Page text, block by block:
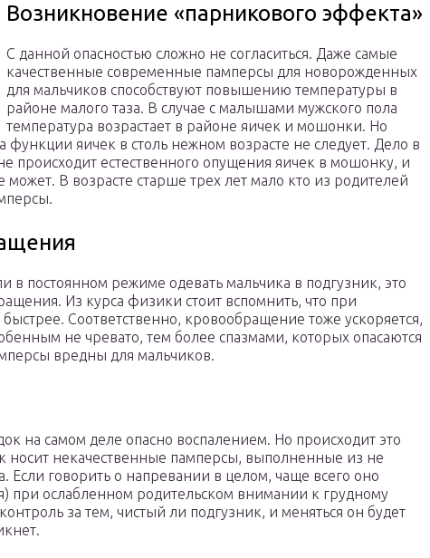
Возникновение «парникового эффекта»
С данной опасностью сложно не согласиться. Даже самые
качественные современные памперсы для новорожденных
для мальчиков способствуют повышению температуры в
районе малого таза. В случае с малышами мужского пола
температура возрастает в районе яичек и мошонки. Но
функции яичек в столь нежном возрасте не следует. Дело в
происходит естественного опущения яичек в мошонку, и
В возрасте старше трех лет мало кто из родителей
в постоянном режиме одевать мальчика в подгузник, это
Из курса физики стоит вспомнить, что при
Соответственно, кровообращение тоже ускоряется,
не чревато, тем более спазмами, которых опасаются
вредны для мальчиков.
на самом деле опасно воспалением. Но происходит это
носит некачественные памперсы, выполненные из не
Если говорить о напревании в целом, чаще всего оно
при ослабленном родительском внимании к грудному
за тем, чистый ли подгузник, и меняться он будет